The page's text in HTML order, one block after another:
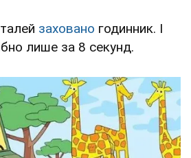
заховано годинник. І
лише за 8 секунд.